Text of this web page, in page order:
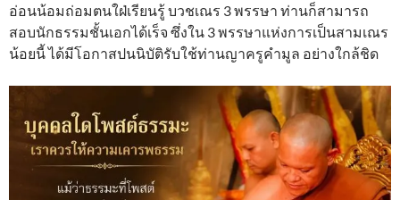
อ่อนน้อมถ่อมตนใฝ่เรียนรู้ บวชเณร 3 พรรษา ท่านก็สามารถ
สอบนักธรรมชั้นเอกได้เร็จ ซึ่งใน 3 พรรษาแห่งการเป็นสามเณร
น้อยนี้ ได้มีโอกาสปนนิบัติรับใช้ท่านญาครูคำมูล อย่างใกล้ชิด